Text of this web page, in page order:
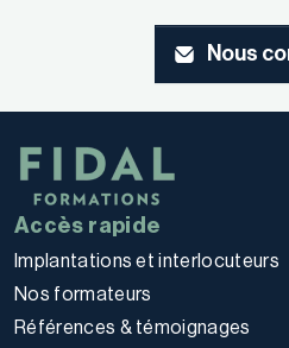
Nous
Accès rapide
Implantations et interlocuteurs
Nos formateurs
Références & témoignages